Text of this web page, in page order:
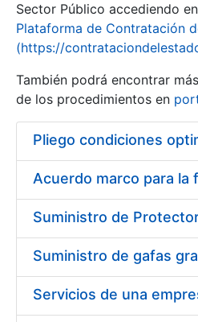
Mostrar/Ocultar
Sector Público accediendo
Plataforma de Contratación
(https://
También podrá encontrar
de los procedimientos en